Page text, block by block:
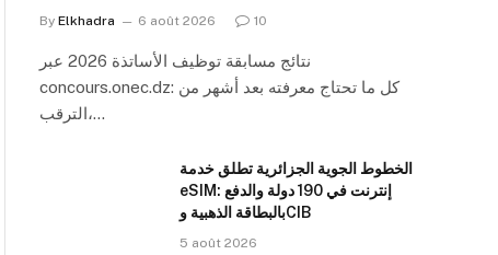
By Elkhadra 6 août 2026 10
نتائج مسابقة توظيف الأساتذة 2026 عبر
concours.onec.dz: كل ما تحتاج معرفته بعد أشهر من
الترقب،…
الخطوط الجوية الجزائرية تطلق خدمة
eSIM: إنترنت في 190 دولة والدفع
بالبطاقة الذهبية وCIB
5 août 2026